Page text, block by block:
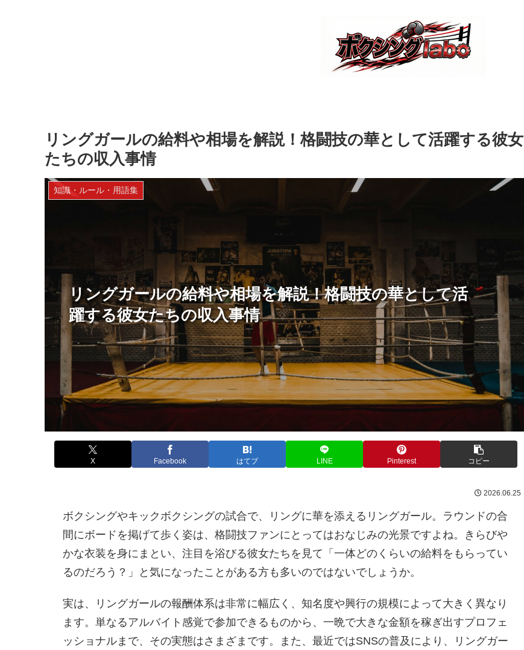
リングガールの給料や相場を解説！格闘技の華として活躍する彼女
たちの収入事情
リングガールの給料や相場を解説！格闘技の華として活
躍する彼女たちの収入事情
知識・ルール・用語集
X Facebook はてブ LINE Pinterest コピー
2026.06.25
ボクシングやキックボクシングの試合で、リングに華を添えるリングガール。ラウンドの合
間にボードを掲げて歩く姿は、格闘技ファンにとってはおなじみの光景ですよね。きらびや
かな衣装を身にまとい、注目を浴びる彼女たちを見て「一体どのくらいの給料をもらってい
るのだろう？」と気になったことがある方も多いのではないでしょうか。
実は、リングガールの報酬体系は非常に幅広く、知名度や興行の規模によって大きく異なり
ます。単なるアルバイト感覚で参加できるものから、一晩で大きな金額を稼ぎ出すプロフェ
ッショナルまで、その実態はさまざまです。また、最近ではSNSの普及により、リングガー